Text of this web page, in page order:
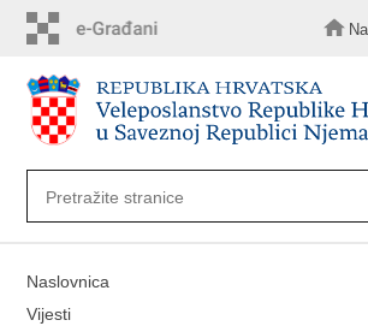
sadržaj
Naslovnica
Vijesti